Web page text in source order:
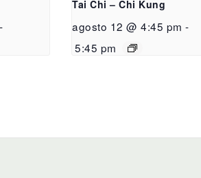
-
Tai Chi – Chi Kung
agosto 12 @ 4:45 pm -
5:45 pm